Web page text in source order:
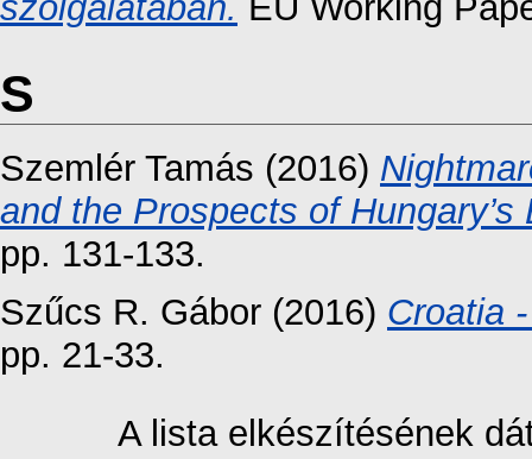
S
Szemlér Tamás (2016)
and the Prospects of
pp. 131-133.
Szűcs R. Gábor (2016) Croatia
pp. 21-33.
A lista elkészítésének